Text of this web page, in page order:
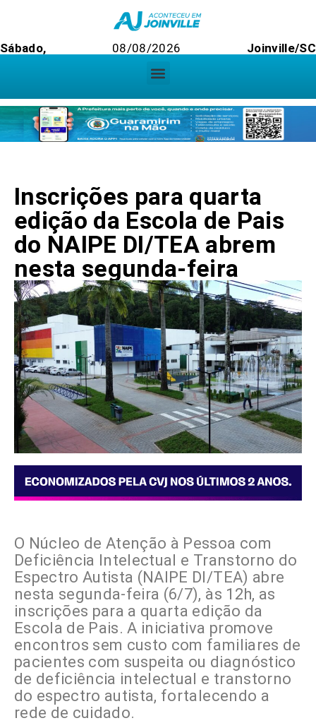
Sábado, 08/08/2026 Joinville/SC
Inscrições para quarta
edição da Escola de Pais
do NAIPE DI/TEA abrem
nesta segunda-feira
O Núcleo de Atenção à Pessoa com
Deficiência Intelectual e Transtorno do
Espectro Autista (NAIPE DI/TEA) abre
nesta segunda-feira (6/7), às 12h, as
inscrições para a quarta edição da
Escola de Pais. A iniciativa promove
encontros sem custo com familiares de
pacientes com suspeita ou diagnóstico
de deficiência intelectual e transtorno
do espectro autista, fortalecendo a
rede de cuidado.